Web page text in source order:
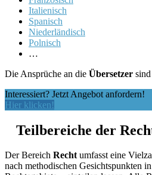
Italienisch
Spanisch
Niederländisch
Polnisch
…
Die Ansprüche an die Übersetzer
Interessiert? Jetzt Angebot anfordern!
Hier klicken!
Teilbereiche der
Der Bereich Rechtumfasst eine
nach methodischen Gesichtspunkten